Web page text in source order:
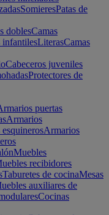
SomieresPatas de
doblesCamas
infantilesLiterasCamas
Cabeceros juveniles
Protectores de
puertas
Armarios
Armarios
Muebles
recibidores
Taburetes de cocinaMesas
auxiliares de
Cocinas